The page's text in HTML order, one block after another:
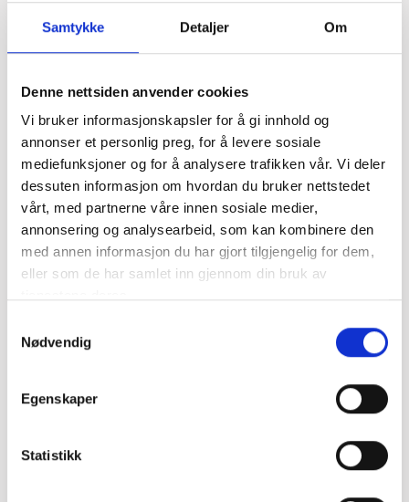
Samtykke Detaljer Om
Denne nettsiden anvender cookies
Vi bruker informasjonskapsler for å gi innhold og
annonser et personlig preg, for å levere sosiale
mediefunksjoner og for å analysere trafikken vår. Vi deler
dessuten informasjon om hvordan du bruker nettstedet
vårt, med partnerne våre innen sosiale medier,
annonsering og analysearbeid, som kan kombinere den
med annen informasjon du har gjort tilgjengelig for dem,
eller som de har samlet inn gjennom din bruk av
Nødvendig
Egenskaper
Statistikk
kompleksitet.
Fylde Friskhet Garvestoff
Artikelnummer 16290201
Årgang 2020
Volum
Type Rødvin
Domaine de Beaurenard →